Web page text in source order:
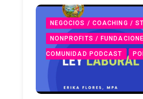
NEGOCIOS / COACHING /
NONPROFITS /
COMUNIDAD PODCAST